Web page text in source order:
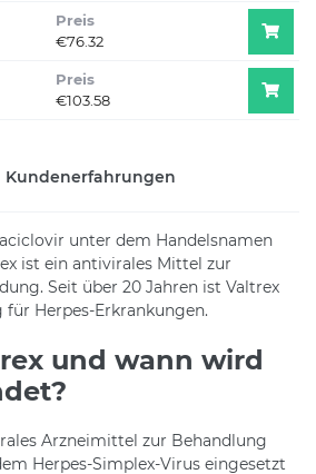
Preis
€76.32
Preis
€103.58
Kundenerfahrungen
unter dem Handelsnamen
ist ein antivirales Mittel zur
Seit über 20 Jahren ist Valtrex
Herpes-Erkrankungen.
und wann wird
Arzneimittel zur Behandlung
Herpes-Simplex-Virus eingesetzt